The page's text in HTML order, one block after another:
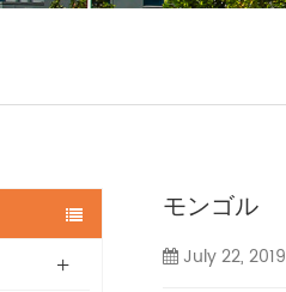
モンゴル
July 22, 2019